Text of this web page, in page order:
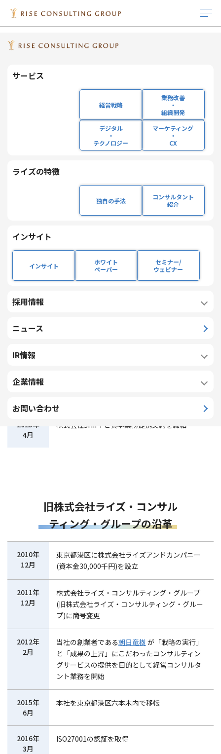
サービス
経営戦略
業務改善
・
組織開発
デジタル
・
テクノロジー
マーケティング
・
CX
ライズの特徴
独自の手法
コンサルタント
紹介
インサイト
インサイト
ホワイト
ペーパー
セミナー/
ウェビナー
採用情報
ニュース
IR情報
企業情報
お問い合わせ
サービス
業務改善・組織開発
デジタル・テクノロ
マーケティング・
独自の手法
コンサルタント紹介
インサイト
ホワイトペーパー
セミナー/ウェビナー
採用情報
研修体系と組織体制の紹介
社員インタビュー
IR情報
IRライブラリ 一覧 株式基本情報
役員プロフィール
コーポレート・ガバ
企業情報
主要取引先
当社の沿革
株式会社ライズ・ホールディングス(資本金5千
円)を設立(東京都港区)
3月
サルティング・グループに商号変更
2021年
本社を東京都港区東新橋より六本木へ移転
2023年
株式会社NTTデータと資本業務提携契約を締結
2023年
2025年
4月
株式会社SHIFTと資本業務提携契約を締結
旧株式会社ライズ・コンサル
ティング・グループの沿革
2010年
12月
東京都港区に株式会社ライズアンドカンパニー
(資本金30,000千円)を設立
2011年
12月
株式会社ライズ・コンサルティング・グループ
(旧株式会社ライズ・コンサルティング・グルー
プ)に商号変更
2012年
2月
当社の創業者である朝日竜樹 が「戦略の実行」
と「成果の上昇」にこだわったコンサルティン
グサービスの提供を目的として経営コンサルタ
ント業務を開始
2015年
6月
本社を東京都港区六本木内で移転
2016年
3月
ISO27001の認証を取得